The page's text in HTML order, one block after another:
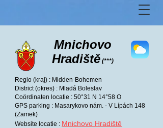
Mnichovo
Hradiště (***)
Regio (kraj) : Midden-Bohemen
District (okres) : Mladá Boleslav
Coördinaten locatie : 50°31 N 14°58 O
GPS parking : Masarykovo nám. - V Lípách 148
(Zamek)
Website locatie : Mnichovo Hradiště